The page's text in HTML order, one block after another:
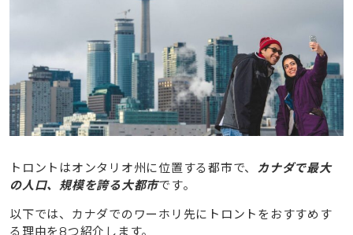
【2025年版】トロントのワーホリビザ基本情報と申請
2.1ビザの有効期限と就学・就労のルール
2.2申請にかかる費用とバイオメトリクス登録
3
トロントのワーホリでできる仕事｜幅広い求人が多数あ
り専門職は稼ぎやすい
4トロントのワーホリで仕事を見つける方法
5トロントのワーホリにかかる費用相場と必要な貯金額
5.11年間の滞在にかかる初期費用と生活費の内訳
トロントはオンタリオ州に位置する都市で、
カナダで最大
の人口、規模を誇る大都市です。
以下では、カナダでのワーホリ先にトロントをおすすめす
る理由を8つ紹介します。